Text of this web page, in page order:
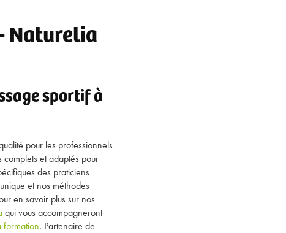
Naturelia
sportif à
pour les professionnels
et adaptés pour
des praticiens
et nos méthodes
en savoir plus sur nos
qui vous accompagneront
formation. Partenaire de